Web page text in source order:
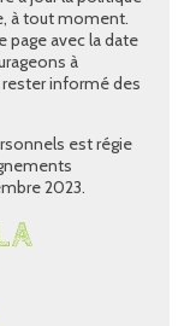
à tout moment.
page avec la date
à
informé des
est régie
2023.